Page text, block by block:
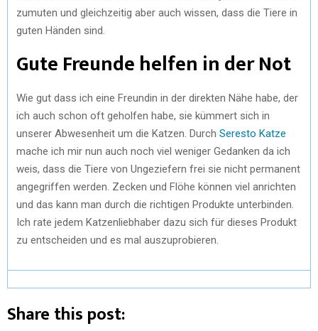
zumuten und gleichzeitig aber auch wissen, dass die Tiere in
guten Händen sind.
Gute Freunde helfen in der Not
Wie gut dass ich eine Freundin in der direkten Nähe habe, der
ich auch schon oft geholfen habe, sie kümmert sich in
unserer Abwesenheit um die Katzen. Durch Seresto Katze
mache ich mir nun auch noch viel weniger Gedanken da ich
weis, dass die Tiere von Ungeziefern frei sie nicht permanent
angegriffen werden. Zecken und Flöhe können viel anrichten
und das kann man durch die richtigen Produkte unterbinden.
Ich rate jedem Katzenliebhaber dazu sich für dieses Produkt
zu entscheiden und es mal auszuprobieren.
Share this post: